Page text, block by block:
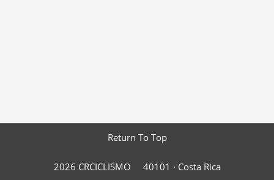
Return To Top
2026 CRCICLISMO 40101 · Costa Rica